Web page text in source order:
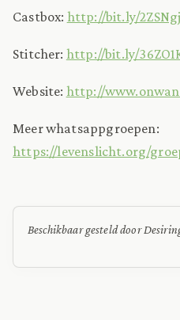
Castbox: http://bit.ly/
Stitcher: http://bit.ly/
Website: http://
Meer whatsappgroepen:
https://levenslicht.org/
Beschikbaar gesteld door